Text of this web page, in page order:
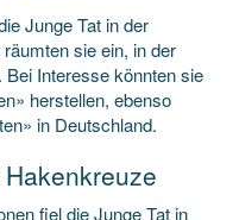
Junge Tat in der
sie ein, in der
Interesse könnten sie
herstellen, ebenso
in Deutschland.
fiel die Junge Tat in